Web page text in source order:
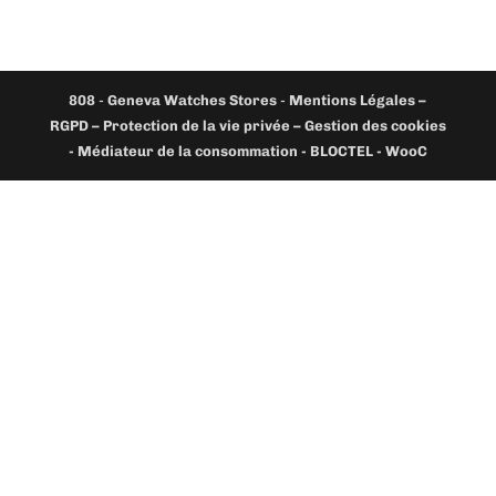
808 -Geneva Watches Stores - Mentions Légales –
RGPD – Protection de la vie privée – Gestion des cookies
- Médiateur de la consommation - BLOCTEL - WooC